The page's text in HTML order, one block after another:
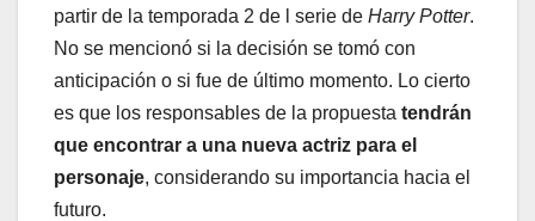
partir de la temporada 2 de l serie de Harry Potter.
No se mencionó si la decisión se tomó con
anticipación o si fue de último momento. Lo cierto
es que los responsables de la propuesta tendrán
que encontrar a una nueva actriz para el
personaje, considerando su importancia hacia el
futuro.